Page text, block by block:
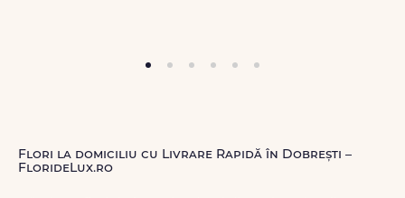
Flori la domiciliu cu Livrare Rapidă în Dobrești –
FlorideLux.ro